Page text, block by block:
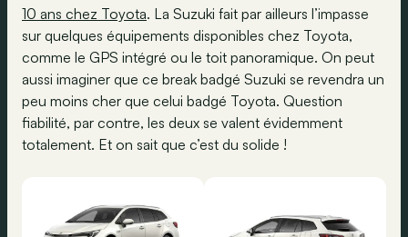
10 ans chez Toyota. La Suzuki fait par ailleurs l’impasse
sur quelques équipements disponibles chez Toyota,
comme le GPS intégré ou le toit panoramique. On peut
aussi imaginer que ce break badgé Suzuki se revendra un
peu moins cher que celui badgé Toyota. Question
fiabilité, par contre, les deux se valent évidemment
totalement. Et on sait que c’est du solide !